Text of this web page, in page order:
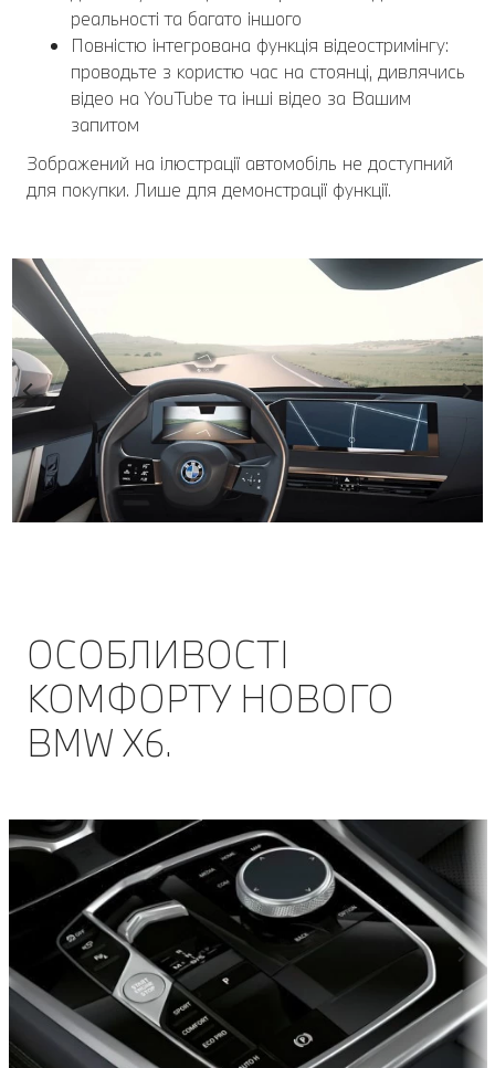
реальності та багато іншого
Повністю інтегрована функція відеостримінгу:
проводьте з користю час на стоянці, дивлячись
відео на YouTube та інші відео за Вашим
запитом
Зображений на ілюстрації автомобіль не доступний
для покупки. Лише для демонстрації функції.
ОСОБЛИВОСТІ
КОМФОРТУ НОВОГО
BMW X6.